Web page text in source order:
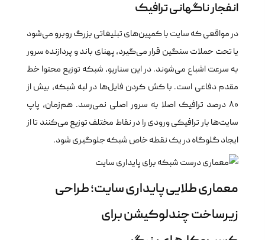
انفجار ناگهانی ترافیک
در مواقعی که سایت با کمپین‌های تبلیغاتی بزرگ روبرو می‌شود
یا تحت حملات سنگین قرار می‌گیرد، پهنای باند و پردازنده سرور
به سرعت اشباع می‌شوند. در این سناریو، شبکه توزیع محتوا خط
مقدم دفاعی است. با کش کردن فایل‌ها در لبه شبکه، بیش از
۸۰ درصد ترافیک اصلا به سرور اصلی نمی‌رسد. هم‌زمان، پاپ
سایت‌ها بار ترافیکی ورودی را در نقاط مختلف توزیع می‌کنند تا از
ایجاد گلوگاه در یک نقطه خاص شبکه جلوگیری شود.
معماری طلایی پایداری سایت؛ طراحی
زیرساخت چندلوکیشن برای